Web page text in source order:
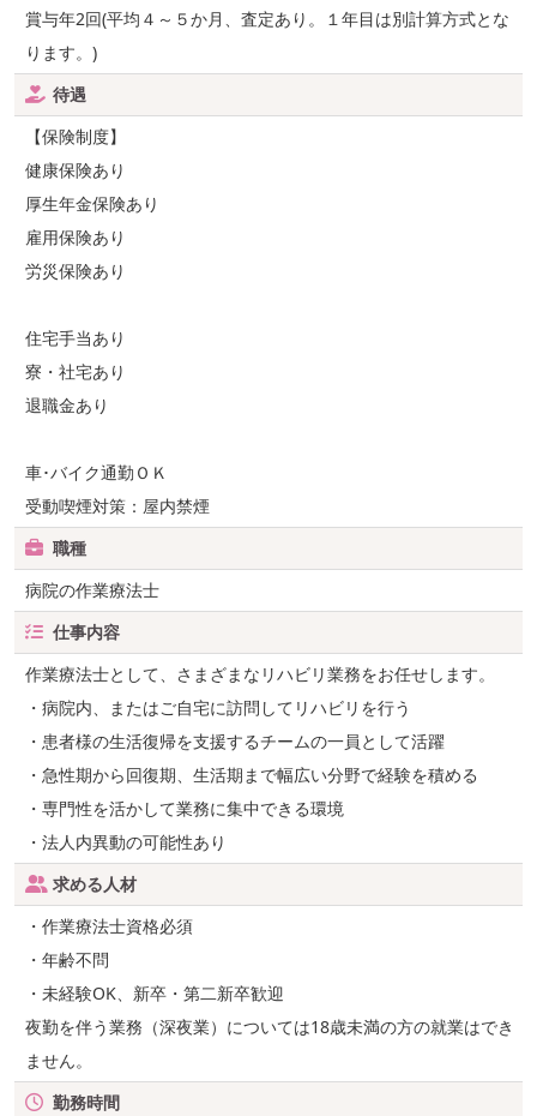
賞与年2回(平均４～５か月、査定あり。１年目は別計算方式とな
ります。)
待遇
【保険制度】
健康保険あり
厚生年金保険あり
雇用保険あり
労災保険あり
住宅手当あり
寮・社宅あり
退職金あり
車･バイク通勤ＯＫ
受動喫煙対策：屋内禁煙
職種
病院の作業療法士
仕事内容
作業療法士として、さまざまなリハビリ業務をお任せします。
・病院内、またはご自宅に訪問してリハビリを行う
・患者様の生活復帰を支援するチームの一員として活躍
・急性期から回復期、生活期まで幅広い分野で経験を積める
・専門性を活かして業務に集中できる環境
・法人内異動の可能性あり
求める人材
・作業療法士資格必須
・年齢不問
・未経験OK、新卒・第二新卒歓迎
夜勤を伴う業務（深夜業）については18歳未満の方の就業はでき
ません。
勤務時間